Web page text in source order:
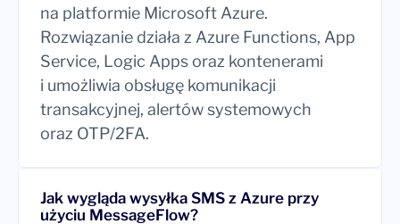
na platformie Microsoft Azure.
Rozwiązanie działa z Azure Functions, App
Service, Logic Apps oraz kontenerami
i umożliwia obsługę komunikacji
transakcyjnej, alertów systemowych
oraz OTP/2FA.
Jak wygląda wysyłka SMS z Azure przy
użyciu MessageFlow?